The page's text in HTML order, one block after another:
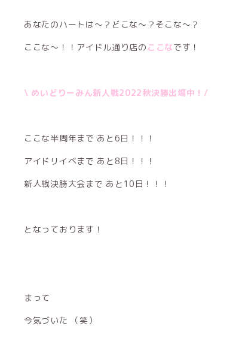
あなたのハートは〜？どこな〜？そこな〜？
ここな〜！！アイドル通り店の ここなです！
\ めいどりーみん新人戦2022秋決勝出場中！/
ここな半周年まで あと6日！！！
アイドリイベまで あと8日！！！
新人戦決勝大会まで あと10日！！！
となっております！
まって
今気づいた （笑）